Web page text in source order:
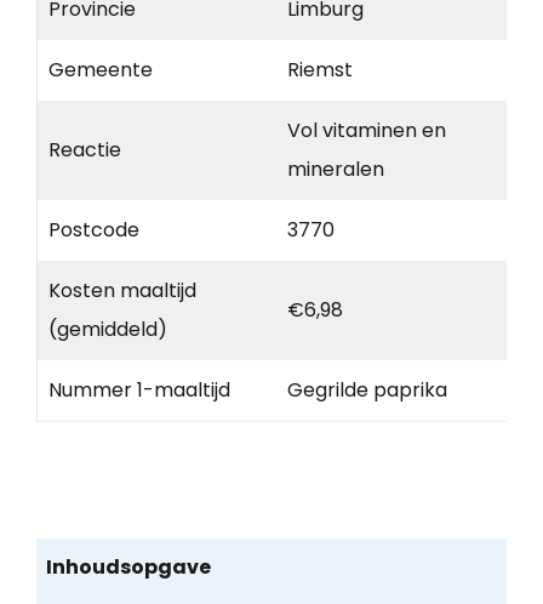
Provincie Limburg
Gemeente Riemst
Reactie
Vol vitaminen en
mineralen
Postcode 3770
Kosten maaltijd
(gemiddeld)
€6,98
Nummer 1-maaltijd Gegrilde paprika
Inhoudsopgave